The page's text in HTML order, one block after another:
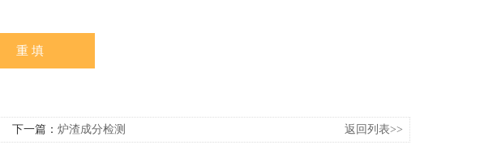
下一篇： 炉渣成分检测 返回列表>>